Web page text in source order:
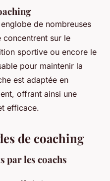
de nombreuses
concentrent sur le
sportive ou encore le
pour maintenir la
est adaptée en
offrant ainsi une
efficace.
de coaching
par les coachs